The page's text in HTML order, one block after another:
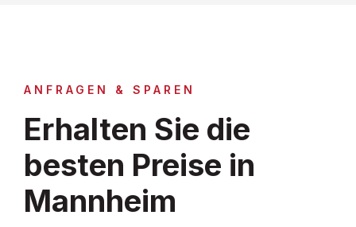
ANFRAGEN & SPAREN
Erhalten Sie die
besten Preise in
Mannheim